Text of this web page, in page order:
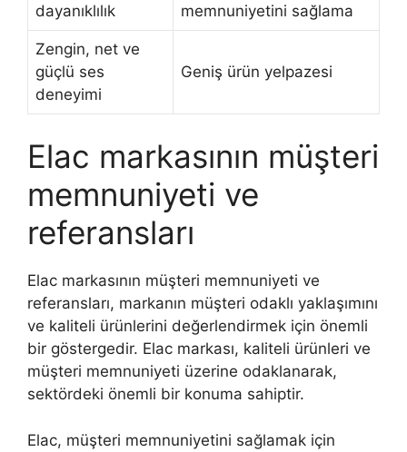
dayanıklılık
memnuniyetini sağlama
Zengin, net ve
güçlü ses
deneyimi
Geniş ürün yelpazesi
Elac markasının müşteri
memnuniyeti ve
referansları
Elac markasının müşteri memnuniyeti ve
referansları, markanın müşteri odaklı yaklaşımını
ve kaliteli ürünlerini değerlendirmek için önemli
bir göstergedir. Elac markası, kaliteli ürünleri ve
müşteri memnuniyeti üzerine odaklanarak,
sektördeki önemli bir konuma sahiptir.
Elac, müşteri memnuniyetini sağlamak için